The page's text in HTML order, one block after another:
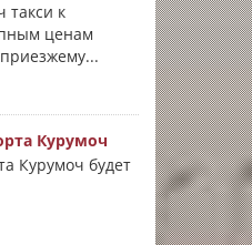
такси к
ценам
Курумоч
Курумоч будет